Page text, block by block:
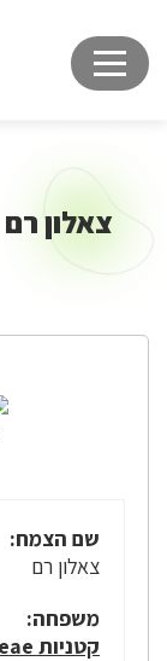
צאלון רם
שם הצמח:
צאלון רם
משפחה:
קטניות Fabaceae